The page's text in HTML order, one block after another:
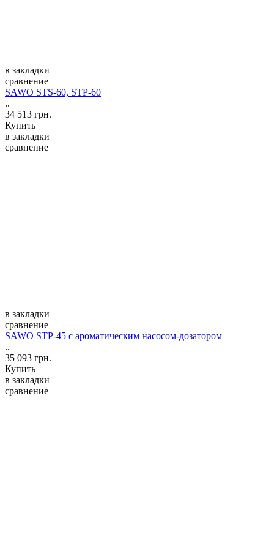
в закладки
сравнение
SAWO STS-60, STP-60
..
34 513 грн.
Купить
в закладки
сравнение
в закладки
сравнение
SAWO STP-45 с ароматическим насосом-дозатором
..
35 093 грн.
Купить
в закладки
сравнение